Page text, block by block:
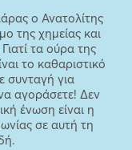
ο Ανατολίτης
της χημείας και
τα ούρα της
το καθαριστικό
συνταγή για
αγοράσετε! Δεν
ένωση είναι η
σε αυτή τη